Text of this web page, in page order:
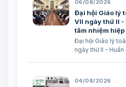
06/08/2026
Đại hội Giáo lý
VII ngày thứ II -
tâm nhiệm hiệp
Đại hội Giáo lý
ngày thứ II -
04/08/2026